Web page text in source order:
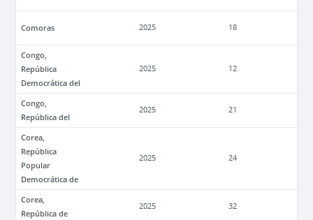
Comoras 2025 18
Congo,
República
Democrática del
2025 12
Congo,
República del
2025 21
Corea,
República
Popular
Democrática de
2025 24
Corea,
República de
2025 32